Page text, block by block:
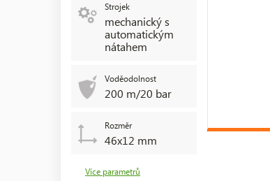
Strojek
mechanický s
automatickým
nátahem
Voděodolnost
200 m/20 bar
Rozměr
46x12 mm
Více parametrů